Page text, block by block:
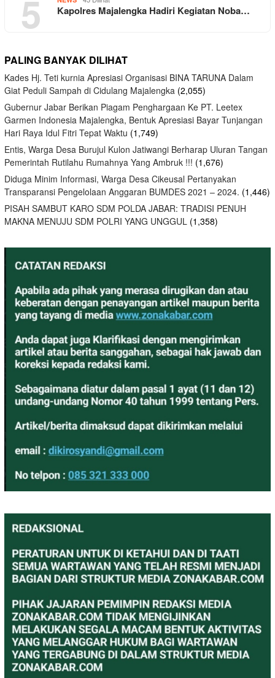
5 Kapolres Majalengka Hadiri Kegiatan Noba…
PALING BANYAK DILIHAT
Kades Hj. Teti kurnia Apresiasi Organisasi BINA TARUNA Dalam
Giat Peduli Sampah di Cidulang Majalengka (2,055)
Gubernur Jabar Berikan Piagam Penghargaan Ke PT. Leetex
Garmen Indonesia Majalengka, Bentuk Apresiasi Bayar Tunjangan
Hari Raya Idul Fitri Tepat Waktu (1,749)
Entis, Warga Desa Burujul Kulon Jatiwangi Berharap Uluran Tangan
Pemerintah Rutilahu Rumahnya Yang Ambruk !!! (1,676)
Diduga Minim Informasi, Warga Desa Cikeusal Pertanyakan
Transparansi Pengelolaan Anggaran BUMDES 2021 – 2024. (1,446)
PISAH SAMBUT KARO SDM POLDA JABAR: TRADISI PENUH
MAKNA MENUJU SDM POLRI YANG UNGGUL (1,358)